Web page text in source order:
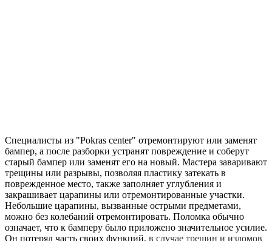
Специалисты из "Pokras center" отремонтируют или заменят
бампер, а после разборки устранят повреждение и соберут
старый бампер или заменят его на новый. Мастера заваривают
трещины или разрывы, позволяя пластику затекать в
поврежденное место, также заполняет углубления и
закрашивает царапины или отремонтированные участки.
Небольшие царапины, вызванные острыми предметами,
можно без колебаний отремонтировать. Поломка обычно
означает, что к бамперу было приложено значительное усилие.
Он потерял часть своих функций, в случае трещин и изломов